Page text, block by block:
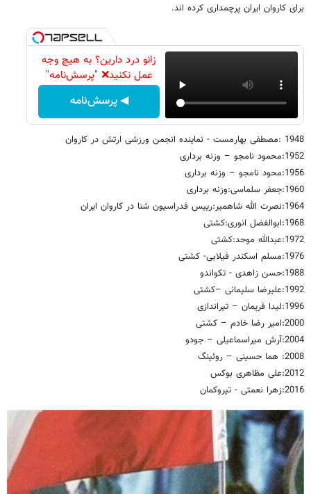
برای کاروان ایران پرچمداری کرده اند.
زانو درد دارین؟ به هیچ وجه
عمل نکنید❌ "پرسش‌نامه"
◀ پرسش‌نامه
1948 :مصطفی بهارمست - نماینده انجمن ورزشی ارتش در کاروان
1952:محمود نامجو – وزنه برداری
1956:محود نامجو – وزنه برداری
1960:جعفر سلماسی:وزنه برداری
1964:نصرت الله شاهمیر:رییس فدراسیون شنا در کاروان ایران
1968:ابوالفضل انوری:کشتی
1972:عبدالله موحد:کشتی
1976:مسلم اسکندر فیلابی- کشتی
1988:حسن زاهدی - تکواندو
1992:علیرضا سلیمانی –کشتی
1996:لیدا فریمان – تیراندازی
2000:امیر رضا خادم – کشتی
2004:آرش میراسماعیلی – جودو
2008: هما حسینی – روئینگ
2012:علی مظاهری بوکس
2016:زهرا نعمتی - تیروکمان